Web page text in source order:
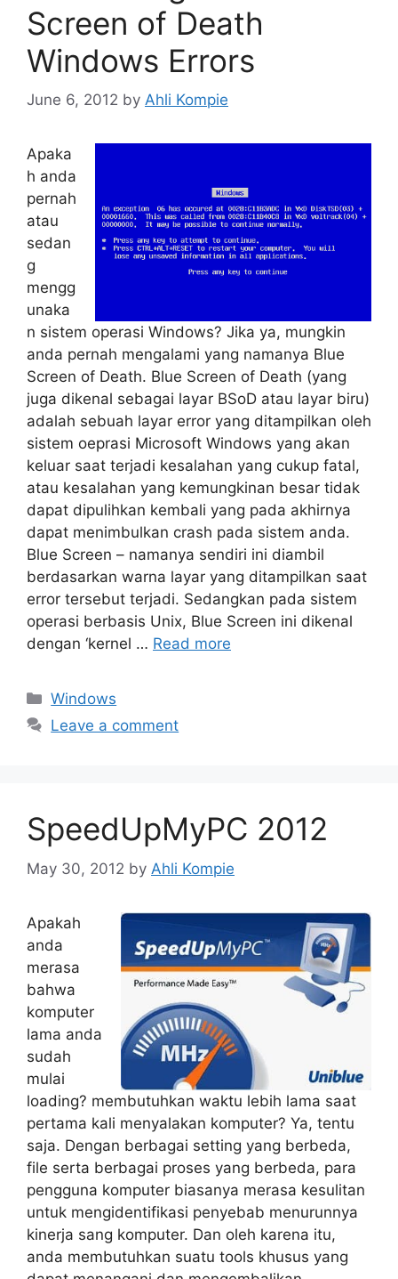
Screen of Death
Windows Errors
June 6, 2012 by Ahli Kompie
Apaka
h anda
pernah
atau
sedan
g
mengg
unaka
n sistem operasi Windows? Jika ya, mungkin
anda pernah mengalami yang namanya Blue
Screen of Death. Blue Screen of Death (yang
juga dikenal sebagai layar BSoD atau layar biru)
adalah sebuah layar error yang ditampilkan oleh
sistem oeprasi Microsoft Windows yang akan
keluar saat terjadi kesalahan yang cukup fatal,
atau kesalahan yang kemungkinan besar tidak
dapat dipulihkan kembali yang pada akhirnya
dapat menimbulkan crash pada sistem anda.
Blue Screen – namanya sendiri ini diambil
berdasarkan warna layar yang ditampilkan saat
error tersebut terjadi. Sedangkan pada sistem
operasi berbasis Unix, Blue Screen ini dikenal
dengan ‘kernel … Read more
Categories
Windows
Leave a comment
SpeedUpMyPC 2012
May 30, 2012 by Ahli Kompie
Apakah
anda
merasa
bahwa
komputer
lama anda
sudah
mulai
loading? membutuhkan waktu lebih lama saat
pertama kali menyalakan komputer? Ya, tentu
saja. Dengan berbagai setting yang berbeda,
file serta berbagai proses yang berbeda, para
pengguna komputer biasanya merasa kesulitan
untuk mengidentifikasi penyebab menurunnya
kinerja sang komputer. Dan oleh karena itu,
anda membutuhkan suatu tools khusus yang